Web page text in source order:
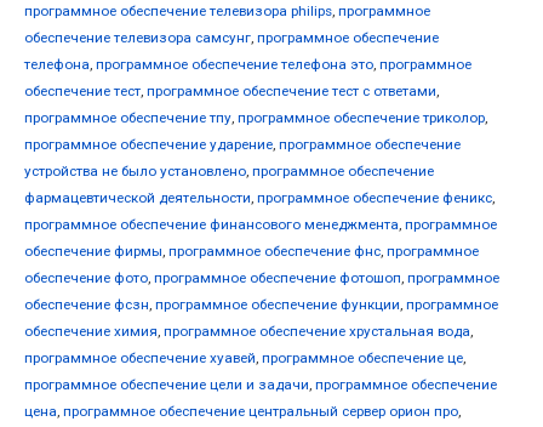
программное обеспечение телевизора philips, программное
обеспечение телевизора самсунг, программное обеспечение
телефона, программное обеспечение телефона это, программное
обеспечение тест, программное обеспечение тест с ответами,
программное обеспечение тпу, программное обеспечение триколор,
программное обеспечение ударение, программное обеспечение
устройства не было установлено, программное обеспечение
фармацевтической деятельности, программное обеспечение феникс,
программное обеспечение финансового менеджмента, программное
обеспечение фирмы, программное обеспечение фнс, программное
обеспечение фото, программное обеспечение фотошоп, программное
обеспечение фсзн, программное обеспечение функции, программное
обеспечение химия, программное обеспечение хрустальная вода,
программное обеспечение хуавей, программное обеспечение це,
программное обеспечение цели и задачи, программное обеспечение
цена, программное обеспечение центральный сервер орион про,